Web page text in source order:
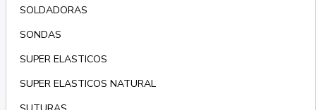
SOLDADORAS
SONDAS
SUPER ELASTICOS
SUPER ELASTICOS NATURAL